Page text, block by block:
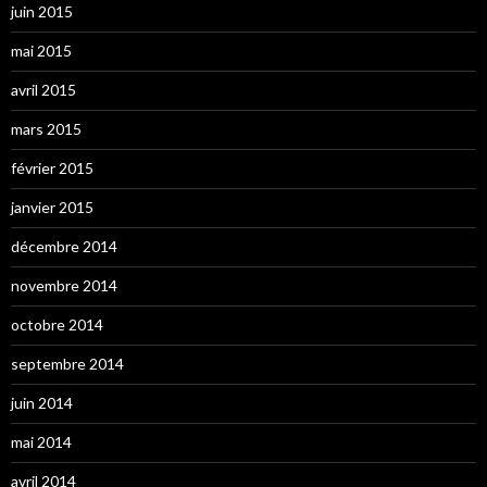
juin 2015
mai 2015
avril 2015
mars 2015
février 2015
janvier 2015
décembre 2014
novembre 2014
octobre 2014
septembre 2014
juin 2014
mai 2014
avril 2014